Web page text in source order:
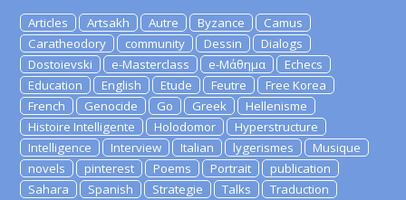
Articles Artsakh Autre Byzance
Camus
Caratheodory
community Dessin
Dialogs
Dostoievski
e-Masterclass e-Μάθημα
Echecs
Education
English Etude Feutre
Free Korea
French
Genocide Go Greek
Hellenisme
Histoire Intelligente
Holodomor
Hyperstructure
Intelligence
Interview Italian lygerismes
Musique
novels
pinterest Poems Portrait
publication
Sahara
Spanish Strategie Talks
Traduction